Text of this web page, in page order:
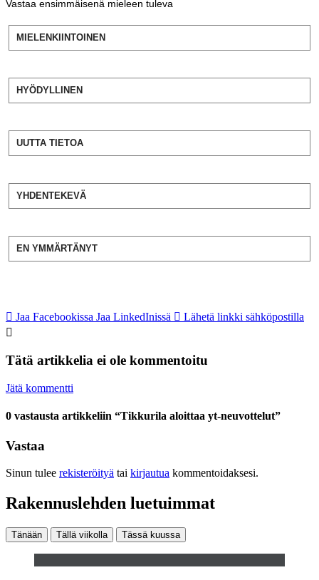
Vastaa ensimmäisenä mieleen tuleva
MIELENKIINTOINEN
HYÖDYLLINEN
UUTTA TIETOA
YHDENTEKEVÄ
EN YMMÄRTÄNYT
Jaa Facebookissa Jaa LinkedInissä Lähetä linkki sähköpostilla
Tätä artikkelia ei ole kommentoitu
Jätä kommentti
0 vastausta artikkeliin “Tikkurila aloittaa yt-neuvottelut”
Vastaa
Sinun tulee rekisteröityä tai kirjautua kommentoidaksesi.
Rakennuslehden luetuimmat
Tänään Tällä viikolla Tässä kuussa